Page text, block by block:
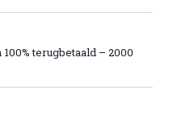
terugbetaald – 2000